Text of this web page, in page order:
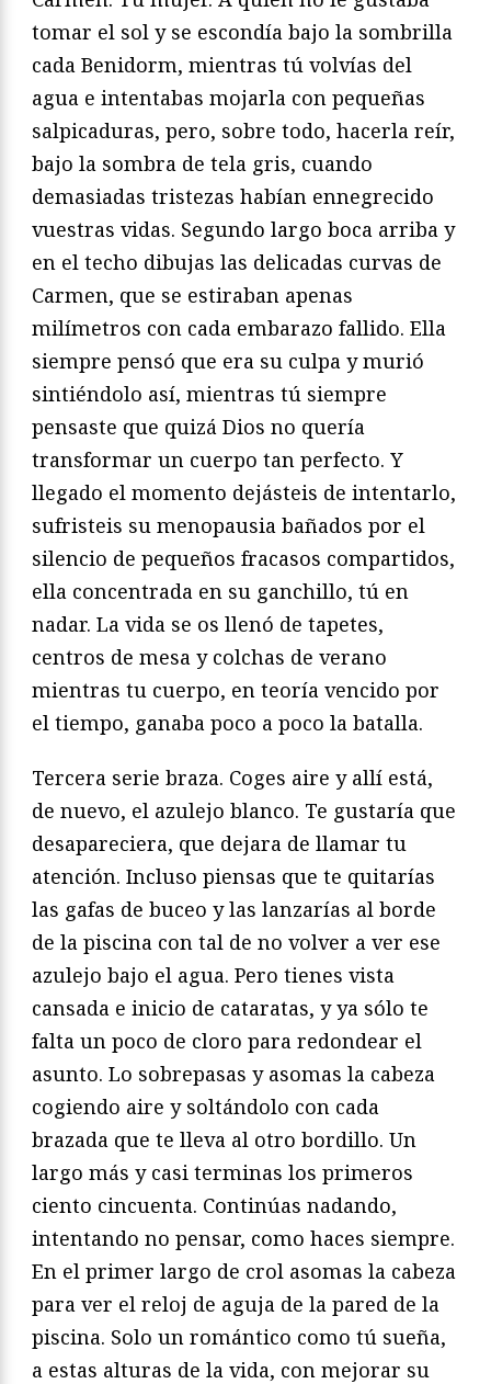
tomar el sol y se escondía bajo la sombrilla
cada Benidorm, mientras tú volvías del
agua e intentabas mojarla con pequeñas
salpicaduras, pero, sobre todo, hacerla reír,
bajo la sombra de tela gris, cuando
demasiadas tristezas habían ennegrecido
vuestras vidas. Segundo largo boca arriba y
en el techo dibujas las delicadas curvas de
Carmen, que se estiraban apenas
milímetros con cada embarazo fallido. Ella
siempre pensó que era su culpa y murió
sintiéndolo así, mientras tú siempre
pensaste que quizá Dios no quería
transformar un cuerpo tan perfecto. Y
llegado el momento dejásteis de intentarlo,
sufristeis su menopausia bañados por el
silencio de pequeños fracasos compartidos,
ella concentrada en su ganchillo, tú en
nadar. La vida se os llenó de tapetes,
centros de mesa y colchas de verano
mientras tu cuerpo, en teoría vencido por
el tiempo, ganaba poco a poco la batalla.
Tercera serie braza. Coges aire y allí está,
de nuevo, el azulejo blanco. Te gustaría que
desapareciera, que dejara de llamar tu
atención. Incluso piensas que te quitarías
las gafas de buceo y las lanzarías al borde
de la piscina con tal de no volver a ver ese
azulejo bajo el agua. Pero tienes vista
cansada e inicio de cataratas, y ya sólo te
falta un poco de cloro para redondear el
asunto. Lo sobrepasas y asomas la cabeza
cogiendo aire y soltándolo con cada
brazada que te lleva al otro bordillo. Un
largo más y casi terminas los primeros
ciento cincuenta. Continúas nadando,
intentando no pensar, como haces siempre.
En el primer largo de crol asomas la cabeza
para ver el reloj de aguja de la pared de la
piscina. Solo un romántico como tú sueña,
a estas alturas de la vida, con mejorar su